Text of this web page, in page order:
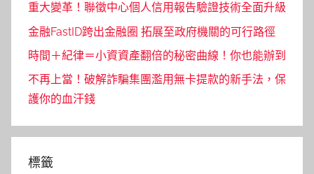
重大變革！聯徵中心個人信用報告驗證技術全面升級
金融FastID跨出金融圈 拓展至政府機關的可行路徑
時間＋紀律＝小資資產翻倍的秘密曲線！你也能辦到
不再上當！破解詐騙集團濫用無卡提款的新手法，保
護你的血汗錢
標籤